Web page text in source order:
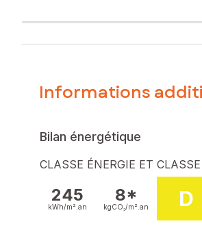
parentale avec sa salle d'eau et
Chauffage via un poêle à
Contactez votre conseiller SAFTI :
798 116 703
Informations
Bilan énergétique
CLASSE ÉNERGIE ET
245
kWh/m². an
8*
kgCO₂/m². an D